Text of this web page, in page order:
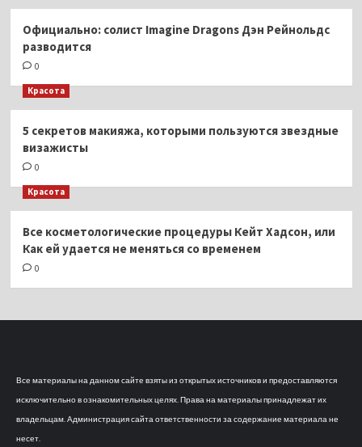
Официально: солист Imagine Dragons Дэн Рейнольдс
разводится
0
Красота
5 секретов макияжа, которыми пользуются звездные
визажисты
0
Красота
Все косметологические процедуры Кейт Хадсон, или
Как ей удается не меняться со временем
0
Все материалы на данном сайте взяты из открытых источников и предоставляются
исключительно в ознакомительных целях. Права на материалы принадлежат их
владельцам. Администрация сайта ответственности за содержание материала не
несет.